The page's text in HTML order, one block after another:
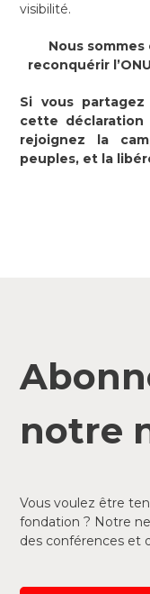
visibilité.
Nous
reconquérir
Si vous
cette
rejoignez la
peuples, et la
notre
Vous voulez être
fondation ? Notre
des conférences et